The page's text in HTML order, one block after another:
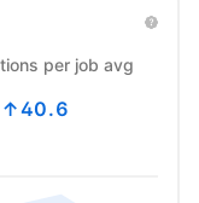
per job avg
↑40.6